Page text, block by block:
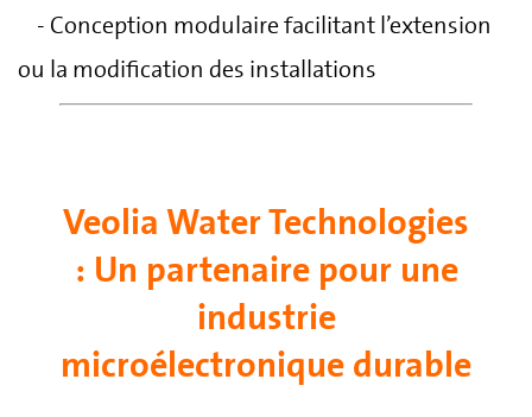
- Conception modulaire facilitant l’extension
ou la modification des installations
Veolia Water Technologies
: Un partenaire pour une
industrie
microélectronique durable